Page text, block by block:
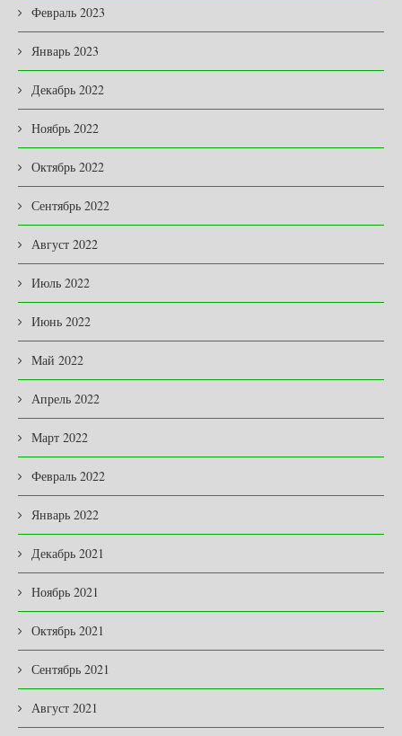
Февраль 2023
Январь 2023
Декабрь 2022
Ноябрь 2022
Октябрь 2022
Сентябрь 2022
Август 2022
Июль 2022
Июнь 2022
Май 2022
Апрель 2022
Март 2022
Февраль 2022
Январь 2022
Декабрь 2021
Ноябрь 2021
Октябрь 2021
Сентябрь 2021
Август 2021